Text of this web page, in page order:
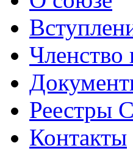
Реестры
Контакты